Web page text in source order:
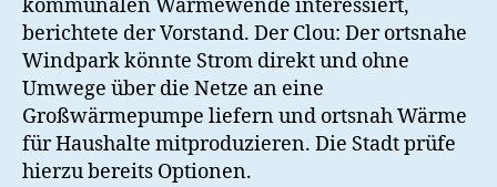
kommunalen Wärmewende interessiert,
berichtete der Vorstand. Der Clou: Der ortsnahe
Windpark könnte Strom direkt und ohne
Umwege über die Netze an eine
Großwärmepumpe liefern und ortsnah Wärme
für Haushalte mitproduzieren. Die Stadt prüfe
hierzu bereits Optionen.